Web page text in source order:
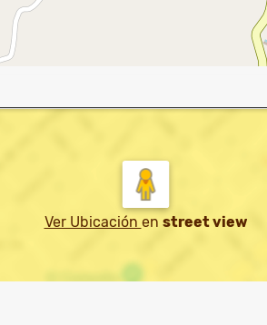
Ver Ubicación en street view